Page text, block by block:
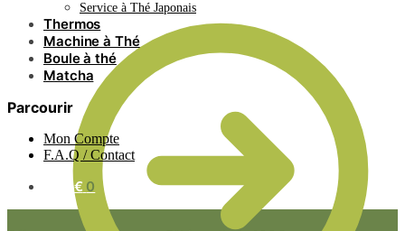
Service à Thé Japonais
Thermos
Machine à Thé
Boule à thé
Matcha
Parcourir
Mon Compte
F.A.Q / Contact
0.00€ 0